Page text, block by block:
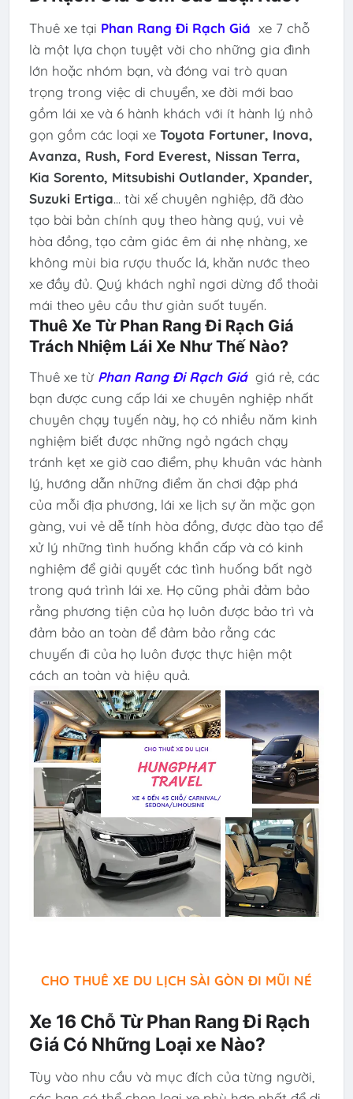
Thuê xe tại Phan Rang Đi Rạch Giá xe 7 chỗ
là một lựa chọn tuyệt vời cho những gia đình
lớn hoặc nhóm bạn, và đóng vai trò quan
trọng trong việc di chuyển, xe đời mới bao
gồm lái xe và 6 hành khách với ít hành lý nhỏ
gọn gồm các loại xe Toyota Fortuner, Inova,
Avanza, Rush, Ford Everest, Nissan Terra,
Kia Sorento, Mitsubishi Outlander, Xpander,
Suzuki Ertiga... tài xế chuyên nghiệp, đã đào
tạo bài bản chính quy theo hàng quý, vui vẻ
hòa đồng, tạo cảm giác êm ái nhẹ nhàng, xe
không mùi bia rượu thuốc lá, khăn nước theo
xe đầy đủ. Quý khách nghỉ ngơi dừng đổ thoải
mái theo yêu cầu thư giản suốt tuyến.
Thuê Xe Từ Phan Rang Đi Rạch Giá
Trách Nhiệm Lái Xe Như Thế Nào?
Thuê xe từ Phan Rang Đi Rạch Giá giá rẻ, các
bạn được cung cấp lái xe chuyên nghiệp nhất
chuyên chạy tuyến này, họ có nhiều năm kinh
nghiệm biết được những ngỏ ngách chạy
tránh kẹt xe giờ cao điểm, phụ khuân vác hành
lý, hướng dẫn những điểm ăn chơi đập phá
của mỗi địa phương, lái xe lịch sự ăn mặc gọn
gàng, vui vẻ dễ tính hòa đồng, được đào tạo để
xử lý những tình huống khẩn cấp và có kinh
nghiệm để giải quyết các tình huống bất ngờ
trong quá trình lái xe. Họ cũng phải đảm bảo
rằng phương tiện của họ luôn được bảo trì và
đảm bảo an toàn để đảm bảo rằng các
chuyến đi của họ luôn được thực hiện một
cách an toàn và hiệu quả.
CHO THUÊ XE DU LỊCH SÀI GÒN ĐI MŨI NÉ
Xe 16 Chỗ Từ Phan Rang Đi Rạch
Giá Có Những Loại xe Nào?
Tùy vào nhu cầu và mục đích của từng người,